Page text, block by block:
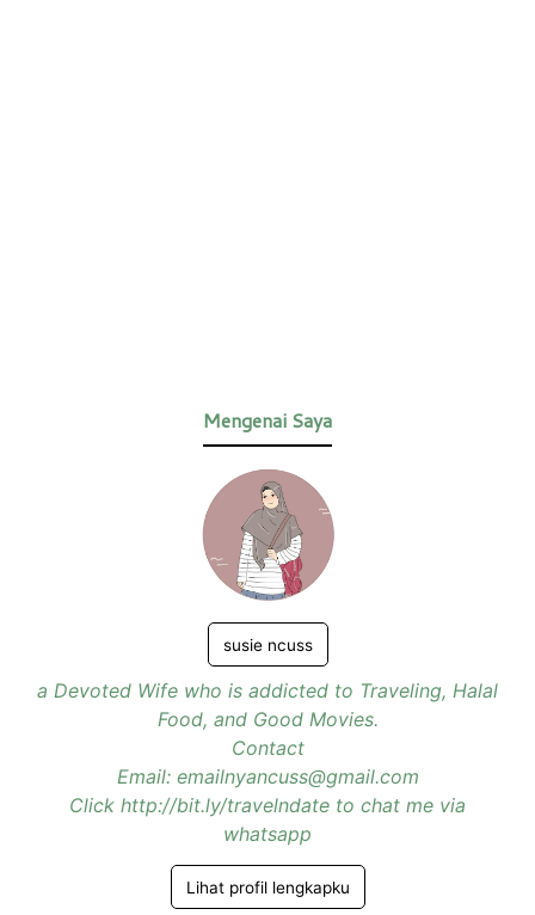
Mengenai Saya
susie ncuss
a Devoted Wife who is addicted to Traveling, Halal
Food, and Good Movies.
Contact
Email: emailnyancuss@gmail.com
Click http://bit.ly/travelndate to chat me via
whatsapp
Lihat profil lengkapku